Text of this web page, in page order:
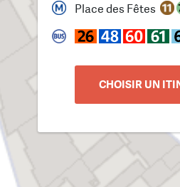
Place des Fêtes
CHOISIR UN